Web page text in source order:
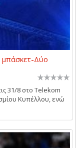
μπάσκετ-Δύο
31/8 στο Telekom
Κυπέλλου, ενώ